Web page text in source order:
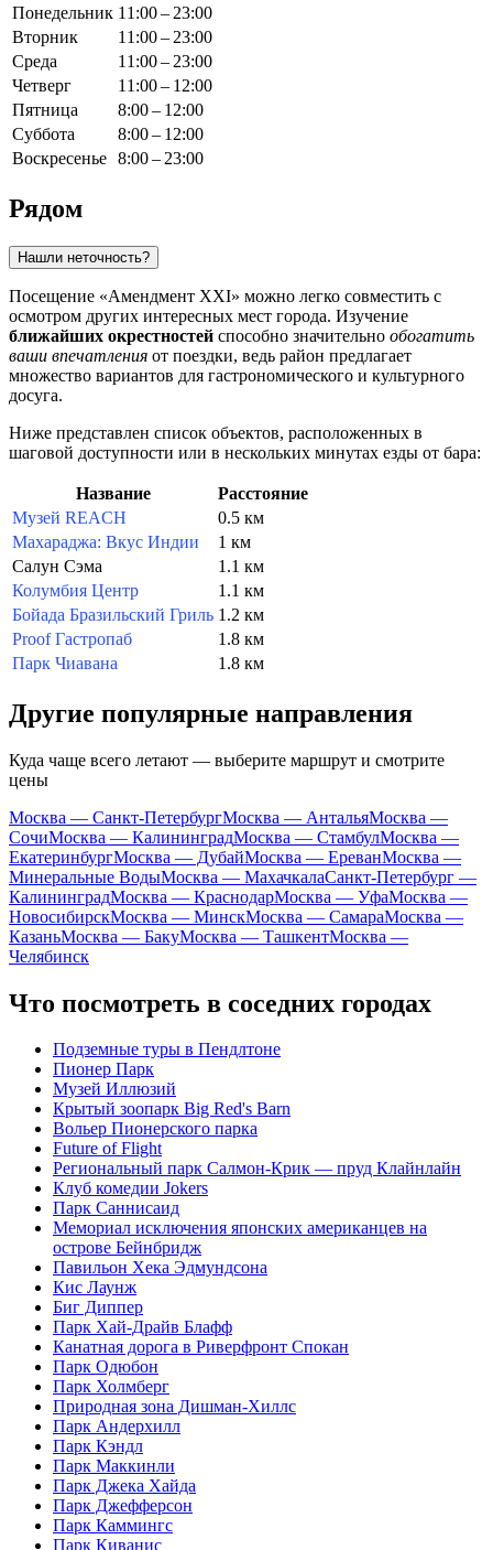
Понедельник 11:00 – 23:00
Вторник
11:00 – 23:00
Среда
11:00 – 23:00
Четверг
11:00 – 12:00
Пятница
8:00 – 12:00
Суббота
8:00 – 12:00
Воскресенье 8:00 – 23:00
Рядом
Нашли неточность?
Посещение «Амендмент XXI» можно легко совместить с
осмотром других интересных мест города. Изучение
ближайших окрестностей способно значительно обогатить
ваши впечатления от поездки, ведь район предлагает
множество вариантов для гастрономического и культурного
досуга.
Ниже представлен список объектов, расположенных в
шаговой доступности или в нескольких минутах езды от бара:
Название
Расстояние
Музей REACH
0.5 км
Махараджа: Вкус Индии
1 км
Салун Сэма
1.1 км
Колумбия Центр
1.1 км
Бойада Бразильский Гриль 1.2 км
Proof Гастропаб
1.8 км
Парк Чиавана
1.8 км
Другие популярные направления
Куда чаще всего летают — выберите маршрут и смотрите
цены
Москва — Санкт-ПетербургМосква — АнтальяМосква —
СочиМосква — КалининградМосква — СтамбулМосква —
ЕкатеринбургМосква — ДубайМосква — ЕреванМосква —
Минеральные ВодыМосква — МахачкалаСанкт-Петербург —
КалининградМосква — КраснодарМосква — УфаМосква —
НовосибирскМосква — МинскМосква — СамараМосква —
КазаньМосква — БакуМосква — ТашкентМосква —
Челябинск
Что посмотреть в соседних городах
Подземные туры в Пендлтоне
Пионер Парк
Музей Иллюзий
Крытый зоопарк Big Red's Barn
Вольер Пионерского парка
Future of Flight
Региональный парк Салмон-Крик — пруд Клайнлайн
Клуб комедии Jokers
Парк Саннисаид
Мемориал исключения японских американцев на
острове Бейнбридж
Павильон Хека Эдмундсона
Кис Лаунж
Биг Диппер
Парк Хай-Драйв Блафф
Канатная дорога в Риверфронт Спокан
Парк Одюбон
Парк Холмберг
Природная зона Дишман-Хиллс
Парк Андерхилл
Парк Кэндл
Парк Маккинли
Парк Джека Хайда
Парк Джефферсон
Парк Каммингс
Парк Киванис